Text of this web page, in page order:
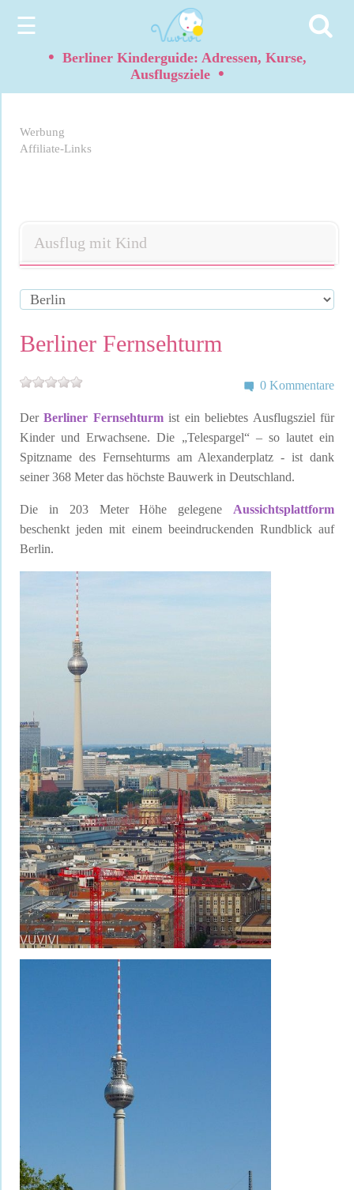
☰
• Berliner Kinderguide: Adressen, Kurse,
Ausflugsziele •
Werbung
Affiliate-Links
Ausflug mit Kind
Berliner Fernsehturm
0 Kommentare
DerBerliner Fernsehturmist ein beliebtes Ausflugsziel für
Kinder und Erwachsene. Die „Telespargel“ – so lautet ein
Spitzname des Fernsehturms am Alexanderplatz - ist dank
seiner 368 Meter das höchste Bauwerk in Deutschland.
Die in 203 Meter Höhe gelegene Aussichtsplattform
beschenkt jeden mit einem beeindruckenden Rundblick auf
Berlin.